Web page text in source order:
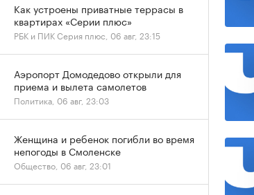
Как устроены приватные террасы в
квартирах «Серии плюс»
РБК и ПИК Серия плюс, 06 авг, 23:15
Аэропорт Домодедово открыли для
приема и вылета самолетов
Политика, 06 авг, 23:03
Женщина и ребенок погибли во время
непогоды в Смоленске
Общество, 06 авг, 23:01